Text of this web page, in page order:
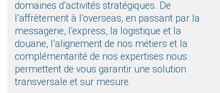
domaines d’activités stratégiques. De
l’affrètement à l’overseas, en passant par la
messagerie, l’express, la logistique et la
douane, l’alignement de nos métiers et la
complémentarité de nos expertises nous
permettent de vous garantir une solution
transversale et sur mesure.